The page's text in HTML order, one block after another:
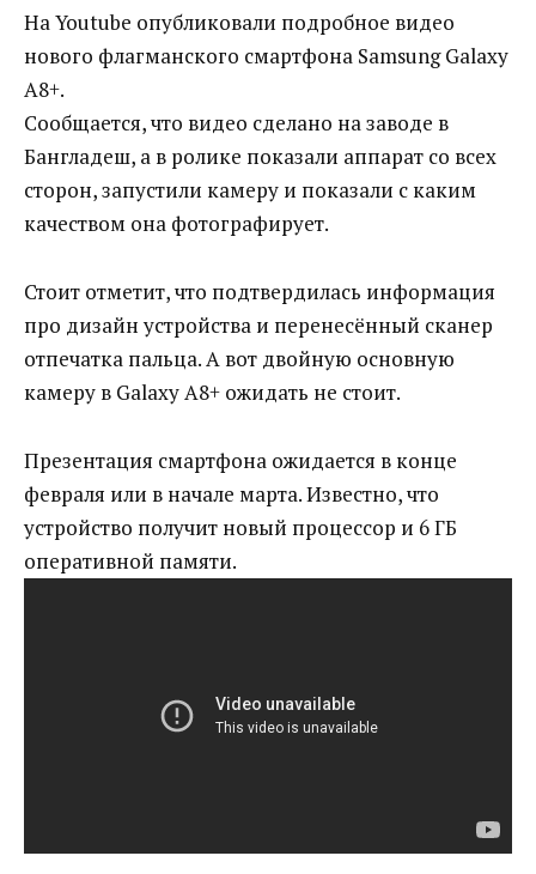
На Youtube опубликовали подробное видео
нового флагманского смартфона Samsung Galaxy
A8+.
Сообщается, что видео сделано на заводе в
Бангладеш, а в ролике показали аппарат со всех
сторон, запустили камеру и показали с каким
качеством она фотографирует.
Стоит отметит, что подтвердилась информация
про дизайн устройства и перенесённый сканер
отпечатка пальца. А вот двойную основную
камеру в Galaxy A8+ ожидать не стоит.
Презентация смартфона ожидается в конце
февраля или в начале марта. Известно, что
устройство получит новый процессор и 6 ГБ
оперативной памяти.